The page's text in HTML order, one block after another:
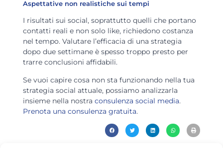
Aspettative non realistiche sui tempi
I risultati sui social, soprattutto quelli che portano
contatti reali e non solo like, richiedono costanza
nel tempo. Valutare l’efficacia di una strategia
dopo due settimane è spesso troppo presto per
trarre conclusioni affidabili.
Se vuoi capire cosa non sta funzionando nella tua
strategia social attuale, possiamo analizzarla
insieme nella nostra consulenza social media.
Prenota una consulenza gratuita.